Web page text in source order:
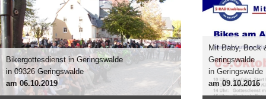
Bikergottesdienst in Geringswalde
in 09326 Geringswalde
am06.10.2019
Mit Baby, Bock
Geringswalde
in Geringswalde
am09.10.2016